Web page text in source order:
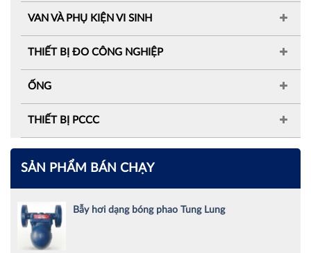
VAN VÀ PHỤ KIỆN VI SINH
THIẾT BỊ ĐO CÔNG NGHIỆP
ỐNG
THIẾT BỊ PCCC
SẢN PHẨM BÁN CHẠY
Bẫy hơi dạng bóng phao Tung Lung